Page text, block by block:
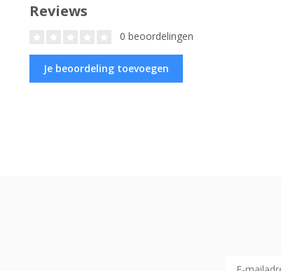
Reviews
0 beoordelingen
Je beoordeling toevoegen